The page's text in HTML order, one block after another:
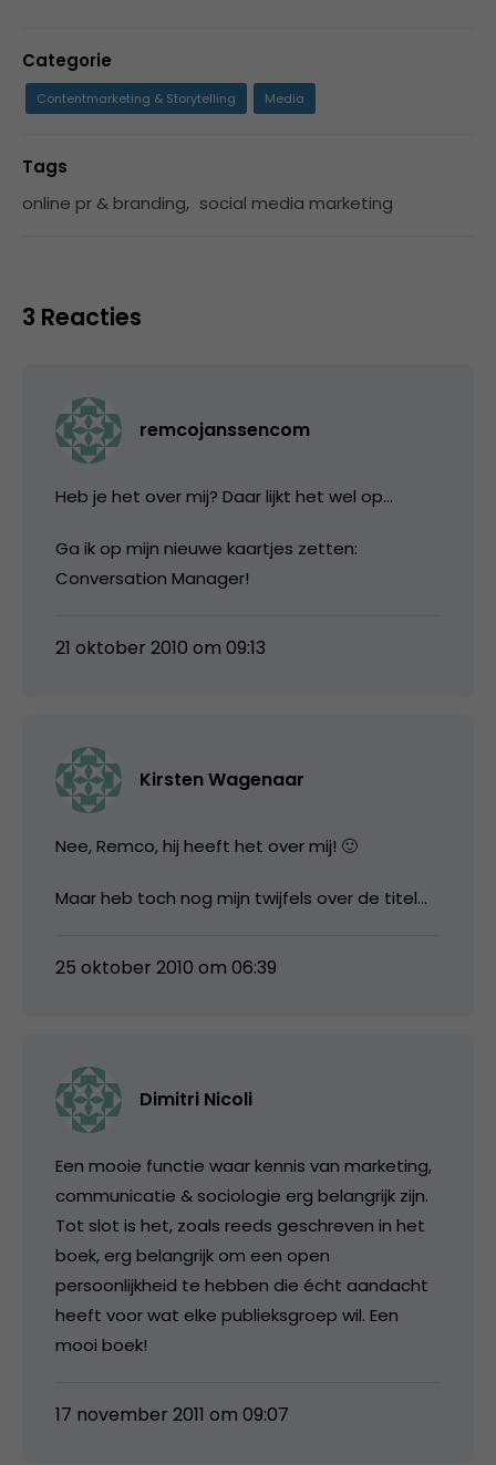
Categorie
Contentmarketing & Storytelling Media
Tags
online pr & branding, social media marketing
3 Reacties
remcojanssencom
Heb je het over mij? Daar lijkt het wel op…
Ga ik op mijn nieuwe kaartjes zetten:
Conversation Manager!
21 oktober 2010 om 09:13
Kirsten Wagenaar
Nee, Remco, hij heeft het over mij! 🙂
Maar heb toch nog mijn twijfels over de titel…
25 oktober 2010 om 06:39
Dimitri Nicoli
Een mooie functie waar kennis van marketing,
communicatie & sociologie erg belangrijk zijn.
Tot slot is het, zoals reeds geschreven in het
boek, erg belangrijk om een open
persoonlijkheid te hebben die écht aandacht
heeft voor wat elke publieksgroep wil. Een
mooi boek!
17 november 2011 om 09:07